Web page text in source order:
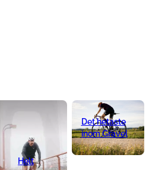
Helt
Det hetaste
inom Gravel